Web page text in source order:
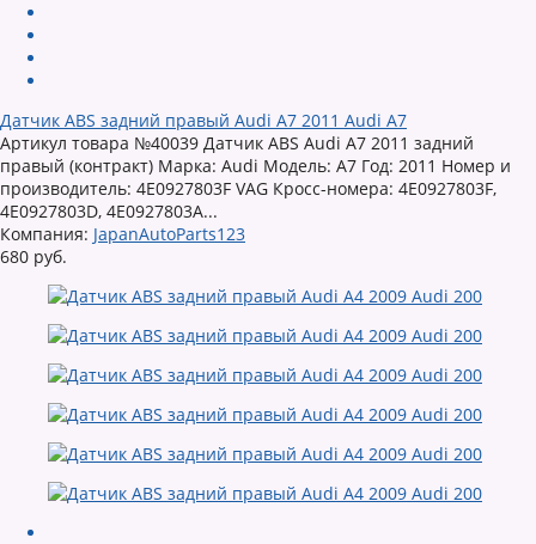
Датчик ABS задний правый Audi A7 2011 Audi A7
Артикул товара №40039 Датчик ABS Audi A7 2011 задний
правый (контракт) Марка: Audi Модель: A7 Год: 2011 Номер и
производитель: 4E0927803F VAG Кросс-номера: 4E0927803F,
4E0927803D, 4E0927803A...
Компания: JapanAutoParts123
680 руб.